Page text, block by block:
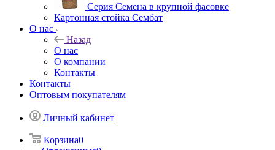
Серия Семена в крупной фасовке
Картонная стойка Сембат
О нас
Назад
О нас
О компании
Контакты
Контакты
Оптовым покупателям
Личный кабинет
Корзина0